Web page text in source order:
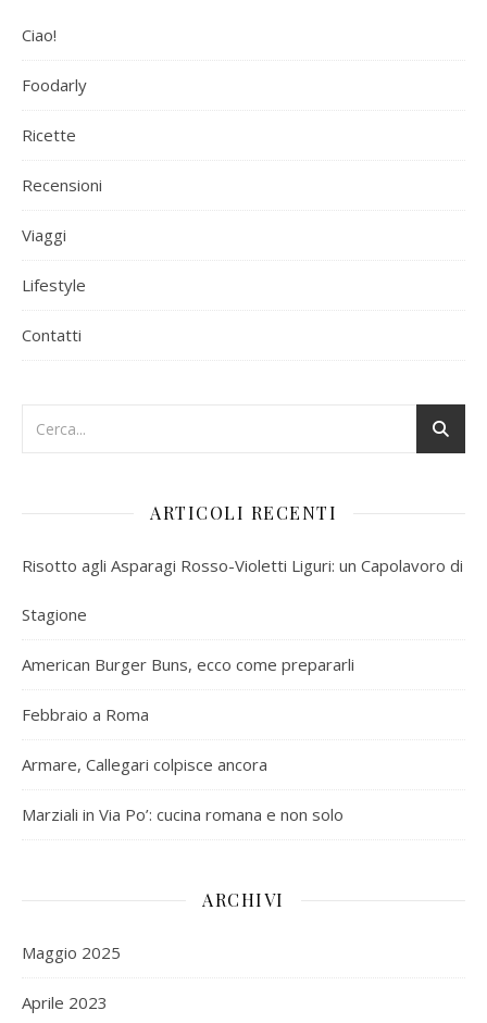
Ciao!
Foodarly
Ricette
Recensioni
Viaggi
Lifestyle
Contatti
ARTICOLI RECENTI
Risotto agli Asparagi Rosso-Violetti Liguri: un Capolavoro di
Stagione
American Burger Buns, ecco come prepararli
Febbraio a Roma
Armare, Callegari colpisce ancora
Marziali in Via Po’: cucina romana e non solo
ARCHIVI
Maggio 2025
Aprile 2023